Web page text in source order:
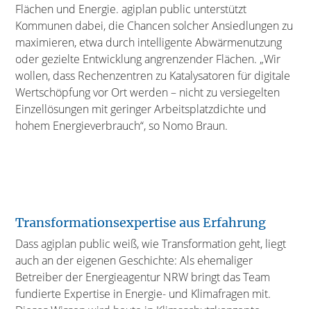
Flächen und Energie. agiplan public unterstützt
Kommunen dabei, die Chancen solcher Ansiedlungen zu
maximieren, etwa durch intelligente Abwärmenutzung
oder gezielte Entwicklung angrenzender Flächen. „Wir
wollen, dass Rechenzentren zu Katalysatoren für digitale
Wertschöpfung vor Ort werden – nicht zu versiegelten
Einzellösungen mit geringer Arbeitsplatzdichte und
hohem Energieverbrauch“, so Nomo Braun.
Transformationsexpertise aus Erfahrung
Dass agiplan public weiß, wie Transformation geht, liegt
auch an der eigenen Geschichte: Als ehemaliger
Betreiber der Energieagentur NRW bringt das Team
fundierte Expertise in Energie- und Klimafragen mit.